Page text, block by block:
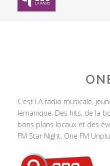
C’est LA radio musicale,
lémanique. Des hits, de la
bons plans locaux et des
FM Star Night, One FM